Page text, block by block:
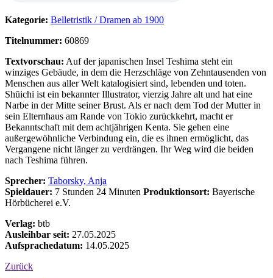
Kategorie: Belletristik / Dramen ab 1900
Titelnummer: 60869
Textvorschau: Auf der japanischen Insel Teshima steht ein
winziges Gebäude, in dem die Herzschläge von Zehntausenden von
Menschen aus aller Welt katalogisiert sind, lebenden und toten.
Shūichi ist ein bekannter Illustrator, vierzig Jahre alt und hat eine
Narbe in der Mitte seiner Brust. Als er nach dem Tod der Mutter in
sein Elternhaus am Rande von Tokio zurückkehrt, macht er
Bekanntschaft mit dem achtjährigen Kenta. Sie gehen eine
außergewöhnliche Verbindung ein, die es ihnen ermöglicht, das
Vergangene nicht länger zu verdrängen. Ihr Weg wird die beiden
nach Teshima führen.
Sprecher: Taborsky, Anja
Spieldauer: 7 Stunden 24 Minuten Produktionsort: Bayerische
Hörbücherei e.V.
Verlag: btb
Ausleihbar seit: 27.05.2025
Aufsprachedatum: 14.05.2025
Zurück